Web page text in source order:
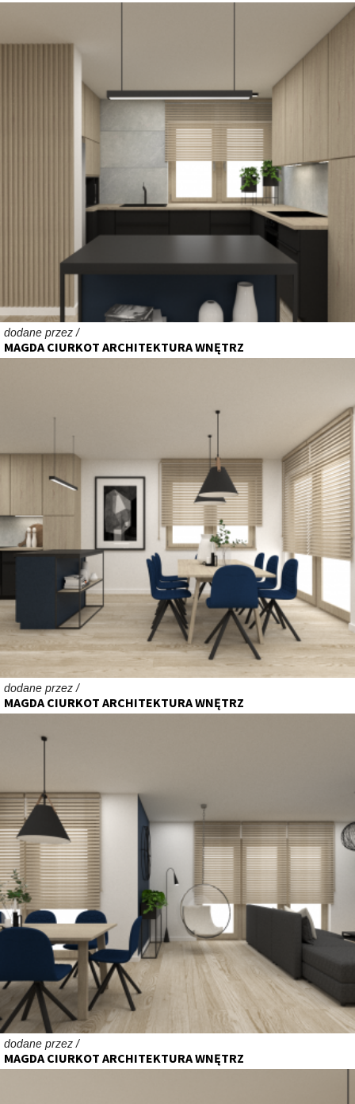
dodane przez /
MAGDA CIURKOT ARCHITEKTURA WNĘTRZ
dodane przez /
MAGDA CIURKOT ARCHITEKTURA WNĘTRZ
dodane przez /
MAGDA CIURKOT ARCHITEKTURA WNĘTRZ